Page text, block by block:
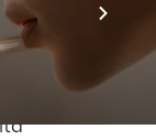
stanno
sono